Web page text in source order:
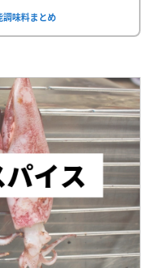
調味料まとめ